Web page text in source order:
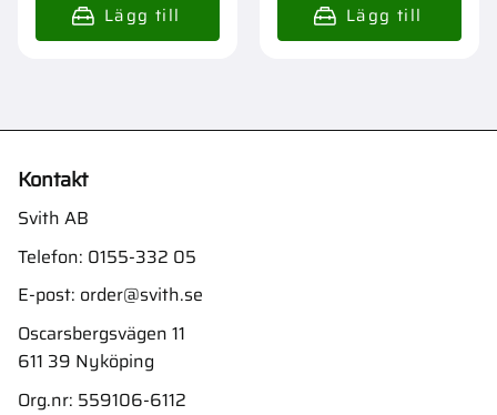
Kontakt
Svith AB
Telefon: 0155-332 05
E-post: order@svith.se
Oscarsbergsvägen 11
611 39 Nyköping
Org.nr: 559106-6112